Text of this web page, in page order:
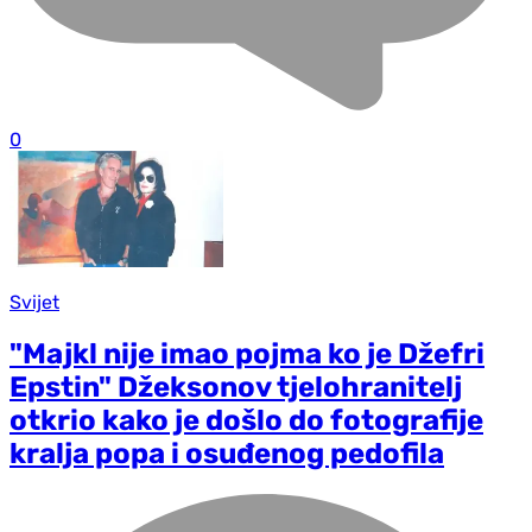
0
Svijet
"Majkl nije imao pojma ko je Džefri
Epstin" Džeksonov tjelohranitelj
otkrio kako je došlo do fotografije
kralja popa i osuđenog pedofila